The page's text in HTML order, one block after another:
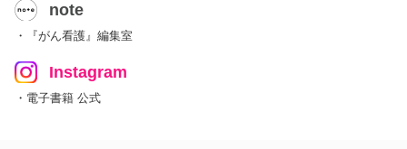
note
・『がん看護』編集室
Instagram
・電子書籍 公式